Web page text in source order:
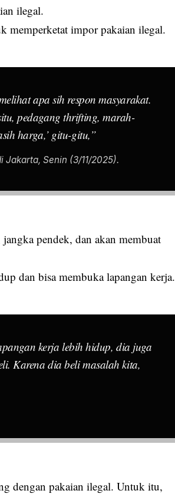
ilegal.
memperketat impor pakaian ilegal.
apa sih respon masyarakat.
pedagang thrifting, marah-
harga,’ gitu-gitu,”
Jakarta, Senin (3/11/2025).
pendek, dan akan membuat
dan bisa membuka lapangan kerja.
kerja lebih hidup, dia juga
Karena dia beli masalah kita,
dengan pakaian ilegal. Untuk itu,